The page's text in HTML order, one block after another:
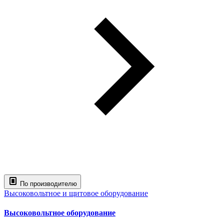
По производителю
Высоковольтное и щитовое оборудование
Высоковольтное оборудование